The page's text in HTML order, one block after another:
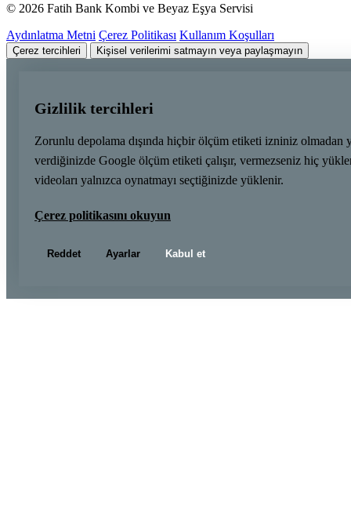
© 2026 Fatih Bank Kombi ve Beyaz Eşya Servisi
Aydınlatma Metni Çerez Politikası Kullanım Koşulları
Çerez tercihleri Kişisel verilerimi satmayın veya paylaşmayın
Gizlilik tercihleri
Zorunlu depolama dışında hiçbir ölçüm etiketi izniniz olmadan
verdiğinizde Google ölçüm etiketi çalışır, vermezseniz hiç
videoları yalnızca oynatmayı seçtiğinizde yüklenir.
Çerez politikasını okuyun
Reddet Ayarlar Kabul et